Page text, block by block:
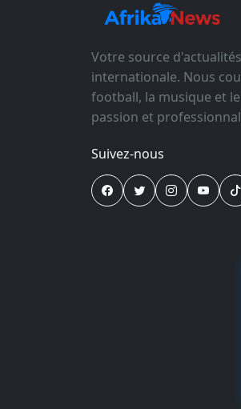
Votre source
internationale. Nous
football, la musique et
passion et
Suivez-nous